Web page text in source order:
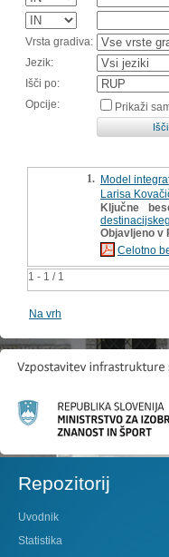
Vrsta gradiva:
Jezik:
Išči po:
Opcije:
Prikaži
1 - 1 / 1
1. Model
Larisa
Ključne
Objavljeno v
Celotno
Na vrh
Repozitorij
Uvodnik
Statistika